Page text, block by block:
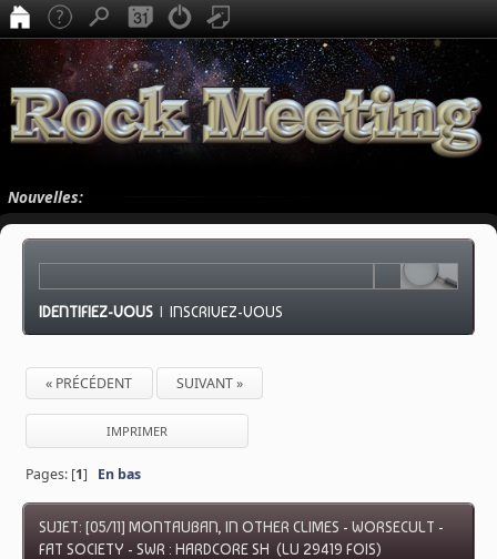
Nouvelles:
IDENTIFIEZ-VOUS |INSCRIVEZ-VOUS
« PRÉCÉDENT SUIVANT »
IMPRIMER
Pages: [1] En bas
SUJET: [05/11] MONTAUBAN, IN OTHER CLIMES - WORSECULT -
FAT SOCIETY - SWR : HARDCORE SH (LU 29419 FOIS)